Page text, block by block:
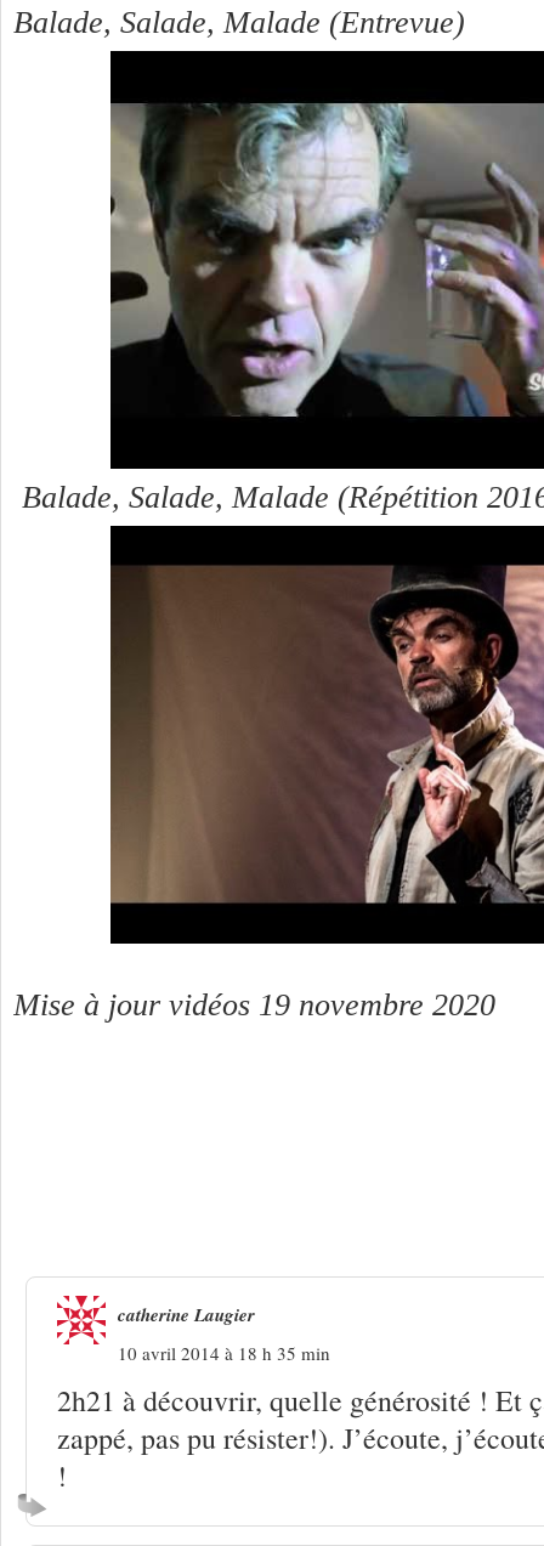
Balade, Salade, Malade (Entrevue)
Balade, Salade, Malade (Répétition
Mise à jour vidéos 19 novembre 2020
catherine Laugier
10 avril 2014 à 18 h 35 min
2h21 à découvrir, quelle générosité ! Et
zappé, pas pu résister!). J’écoute,
!